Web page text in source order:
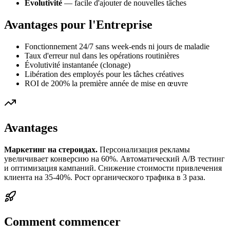
Évolutivité — facile d'ajouter de nouvelles tâches
Avantages pour l'Entreprise
Fonctionnement 24/7 sans week-ends ni jours de maladie
Taux d'erreur nul dans les opérations routinières
Évolutivité instantanée (clonage)
Libération des employés pour les tâches créatives
ROI de 200% la première année de mise en œuvre
Avantages
Маркетинг на стероидах. Персонализация рекламы
увеличивает конверсию на 60%. Автоматический A/B тестинг
и оптимизация кампаний. Снижение стоимости привлечения
клиента на 35-40%. Рост органического трафика в 3 раза.
Comment commencer